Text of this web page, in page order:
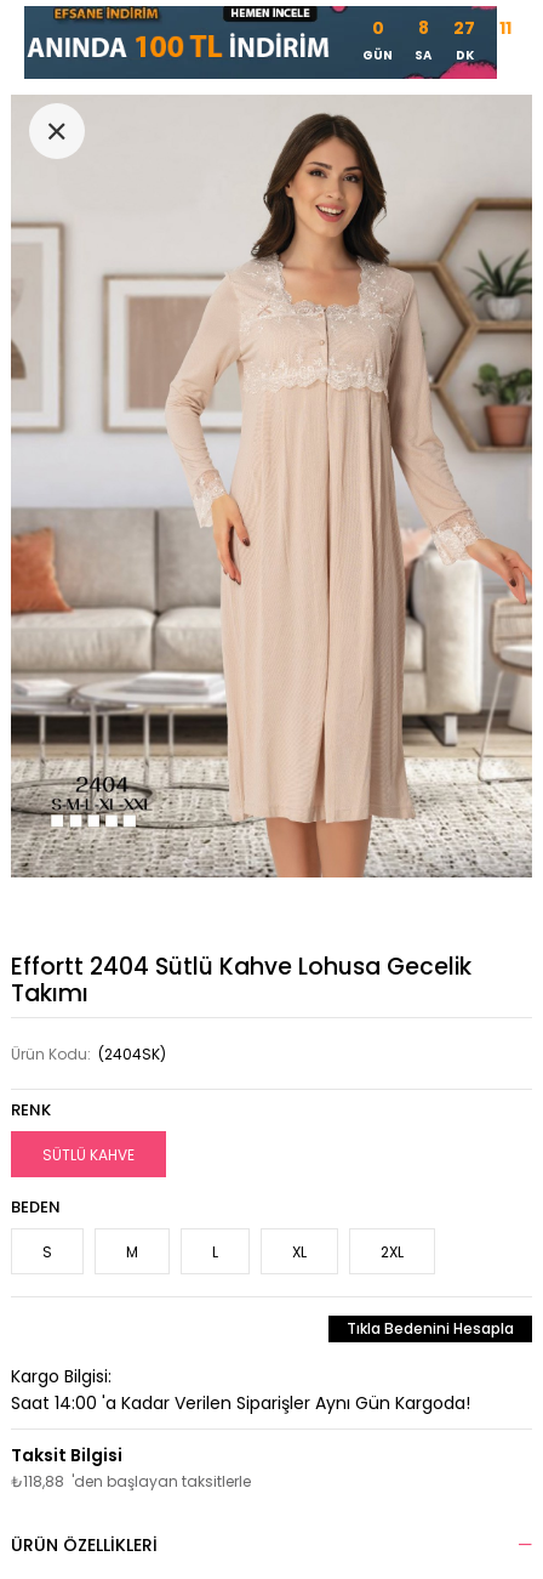
0
GÜN
8
SA
27
DK
11
Effortt 2404 Sütlü Kahve Lohusa Gecelik
Takımı
Ürün Kodu: (2404SK)
RENK
SÜTLÜ KAHVE
BEDEN
S M L XL 2XL
Tıkla Bedenini Hesapla
Kargo Bilgisi:
Saat 14:00 'a Kadar Verilen Siparişler Aynı Gün Kargoda!
₺118,88 'den başlayan taksitlerle
ÜRÜN ÖZELLIKLERI